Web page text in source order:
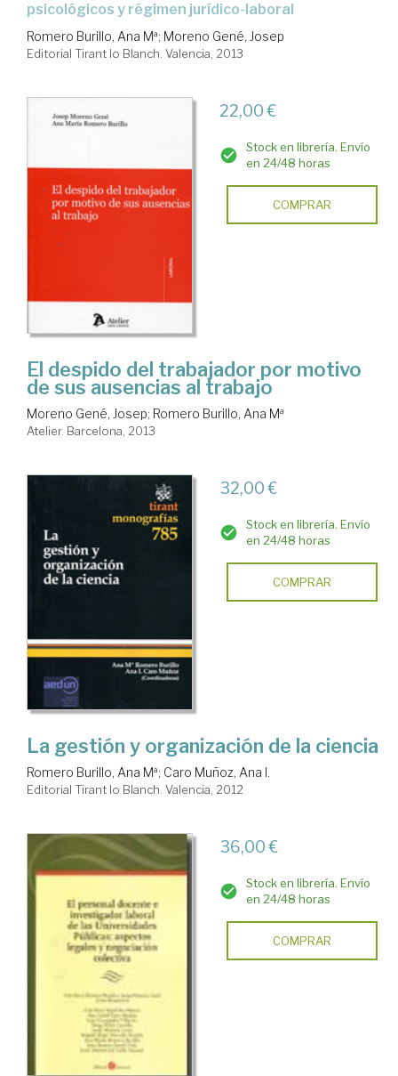
psicológicos y régimen jurídico-laboral
Romero Burillo, Ana Mª; Moreno Gené, Josep
Editorial Tirant lo Blanch. Valencia, 2013
22,00 €
Stock en librería. Envío
en 24/48 horas
COMPRAR
El despido del trabajador por motivo
de sus ausencias al trabajo
Moreno Gené, Josep; Romero Burillo, Ana Mª
Atelier. Barcelona, 2013
32,00 €
Stock en librería. Envío
en 24/48 horas
COMPRAR
La gestión y organización de la ciencia
Romero Burillo, Ana Mª; Caro Muñoz, Ana I.
Editorial Tirant lo Blanch. Valencia, 2012
36,00 €
Stock en librería. Envío
en 24/48 horas
COMPRAR